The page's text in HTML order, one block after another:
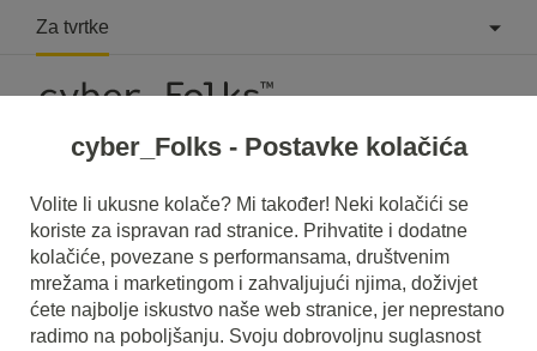
Za tvrtke
Pročitajte što je toWebpacku našem rječniku.
Pomoći će vam da bolje razumijete o čemu se točno radi
Webpack i koje je značenje u svakodnevnoj upotrebi.
cyber_Folks - Postavke kolačića
Volite li ukusne kolače? Mi također! Neki kolačići se
koriste za ispravan rad stranice. Prihvatite i dodatne
kolačiće, povezane s performansama, društvenim
mrežama i marketingom i zahvaljujući njima, doživjet
ćete najbolje iskustvo naše web stranice, jer neprestano
radimo na poboljšanju. Svoju dobrovoljnu suglasnost